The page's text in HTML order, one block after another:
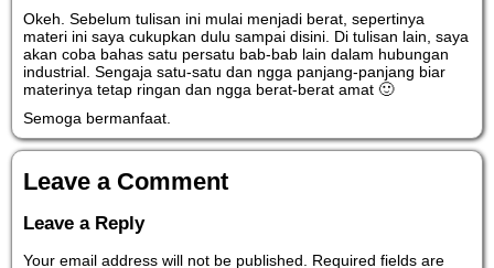
Okeh. Sebelum tulisan ini mulai menjadi berat, sepertinya
materi ini saya cukupkan dulu sampai disini. Di tulisan lain, saya
akan coba bahas satu persatu bab-bab lain dalam hubungan
industrial. Sengaja satu-satu dan ngga panjang-panjang biar
materinya tetap ringan dan ngga berat-berat amat 🙂
Semoga bermanfaat.
Leave a Comment
Leave a Reply
Your email address will not be published.
Required fields are